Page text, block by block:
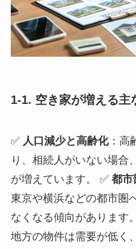
1-1. 空き家が増える主
✅ 人口減少と高齢化：高
り、相続人がいない場合
が増えています。 ✅ 都市
東京や横浜などの都市圏
なくなる傾向があります
地方の物件は需要が低く